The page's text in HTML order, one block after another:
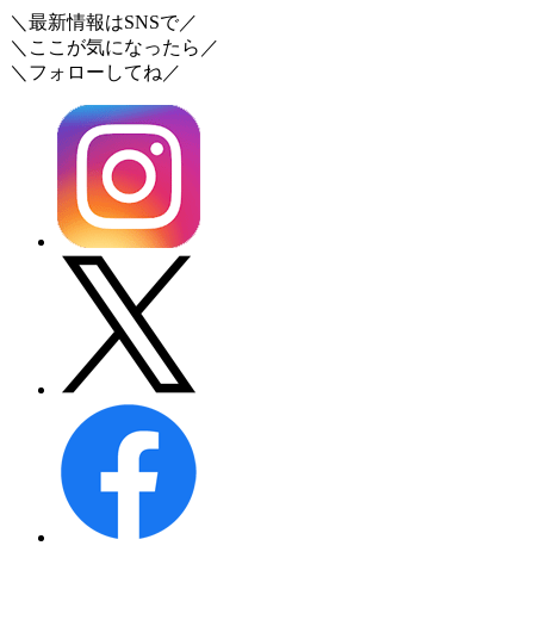
＼最新情報はSNSで／
＼ここが気になったら／
＼フォローしてね／